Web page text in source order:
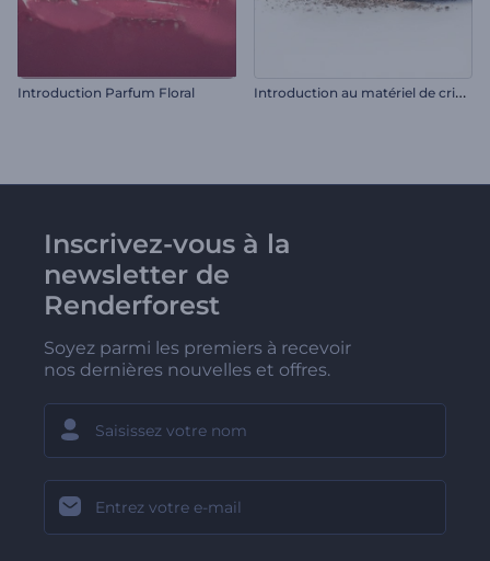
Introduction Parfum Floral I
ntroduction au matériel de cricket
Inscrivez-vous à la
newsletter de
Renderforest
Soyez parmi les premiers à recevoir
nos dernières nouvelles et offres.